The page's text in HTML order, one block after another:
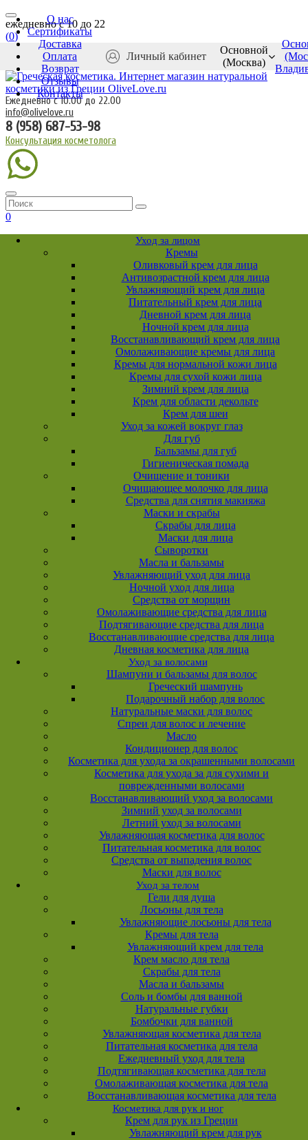
ежедневно c 10 до 22
(0)
О нас
Сертификаты
Доставка
Оплата
Возврат
Отзывы
Контакты
Личный кабинет
Основной
(Москва)
Ежедневно с 10.00 до 22.00
info@olivelove.ru
8 (958) 687-53-98
Консультация косметолога
0
Уход за лицом
Кремы
Оливковый крем для лица
Антивозрастной крем для лица
Увлажняющий крем для лица
Питательный крем для лица
Дневной крем для лица
Ночной крем для лица
Восстанавливающий крем для лица
Омолаживающие кремы для лица
Кремы для нормальной кожи лица
Кремы для сухой кожи лица
Зимний крем для лица
Крем для области декольте
Крем для шеи
Уход за кожей вокруг глаз
Для губ
Бальзамы для губ
Гигиеническая помада
Очищение и тоники
Очищающее молочко для лица
Средства для снятия макияжа
Маски и скрабы
Скрабы для лица
Маски для лица
Сыворотки
Масла и бальзамы
Увлажняющий уход для лица
Ночной уход для лица
Средства от морщин
Омолаживающие средства для лица
Подтягивающие средства для лица
Восстанавливающие средства для лица
Дневная косметика для лица
Уход за волосами
Шампуни и бальзамы для волос
Греческий шампунь
Подарочный набор для волос
Натуральные маски для волос
Спреи для волос и лечение
Масло
Кондиционер для волос
Косметика для ухода за окрашенными волосами
Косметика для ухода за для сухими и
поврежденными волосами
Восстанавливающий уход за волосами
Зимний уход за волосами
Летний уход за волосами
Увлажняющая косметика для волос
Питательная косметика для волос
Средства от выпадения волос
Маски для волос
Уход за телом
Гели для душа
Лосьоны для тела
Увлажняющие лосьоны для тела
Кремы для тела
Увлажняющий крем для тела
Крем масло для тела
Скрабы для тела
Масла и бальзамы
Соль и бомбы для ванной
Натуральные губки
Бомбочки для ванной
Увлажняющая косметика для тела
Питательная косметика для тела
Ежедневный уход для тела
Подтягивающая косметика для тела
Омолаживающая косметика для тела
Восстанавливающая косметика для тела
Косметика для рук и ног
Крем для рук из Греции
Увлажняющий крем для рук